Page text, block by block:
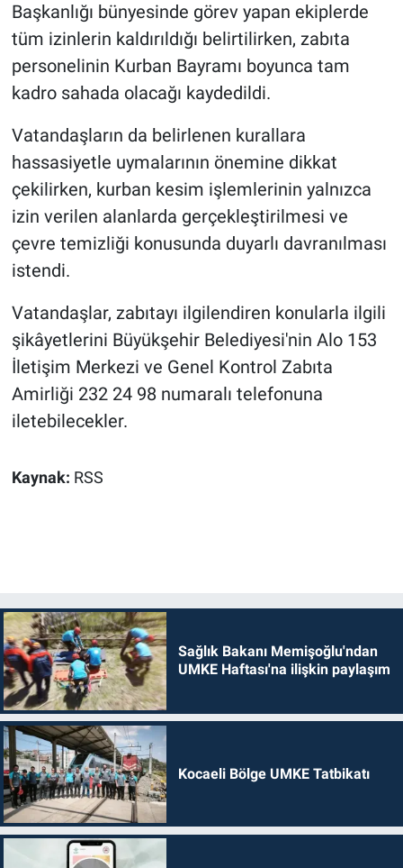
Başkanlığı bünyesinde görev yapan ekiplerde
tüm izinlerin kaldırıldığı belirtilirken, zabıta
personelinin Kurban Bayramı boyunca tam
kadro sahada olacağı kaydedildi.
Vatandaşların da belirlenen kurallara
hassasiyetle uymalarının önemine dikkat
çekilirken, kurban kesim işlemlerinin yalnızca
izin verilen alanlarda gerçekleştirilmesi ve
çevre temizliği konusunda duyarlı davranılması
istendi.
Vatandaşlar, zabıtayı ilgilendiren konularla ilgili
şikâyetlerini Büyükşehir Belediyesi'nin Alo 153
İletişim Merkezi ve Genel Kontrol Zabıta
Amirliği 232 24 98 numaralı telefonuna
iletebilecekler.
Kaynak: RSS
Sağlık Bakanı Memişoğlu'ndan
UMKE Haftası'na ilişkin paylaşım
Kocaeli Bölge UMKE Tatbikatı